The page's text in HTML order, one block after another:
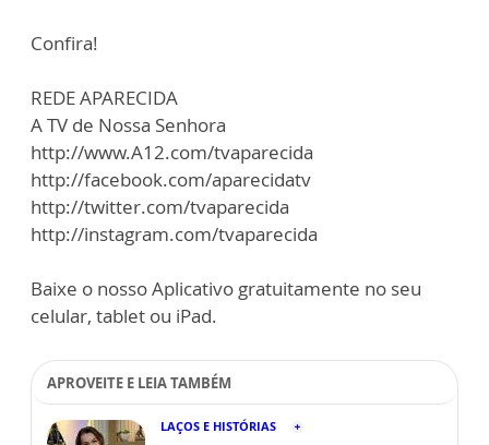
Confira!
REDE APARECIDA
A TV de Nossa Senhora
http://www.A12.com/tvaparecida
http://facebook.com/aparecidatv
http://twitter.com/tvaparecida
http://instagram.com/tvaparecida
Baixe o nosso Aplicativo gratuitamente no seu
celular, tablet ou iPad.
APROVEITE E LEIA TAMBÉM
LAÇOS E HISTÓRIAS